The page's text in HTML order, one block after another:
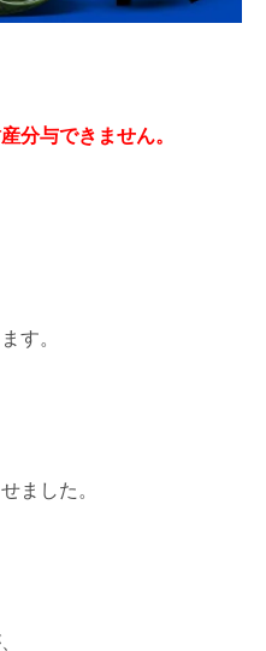
分与できません。
す。
ました。